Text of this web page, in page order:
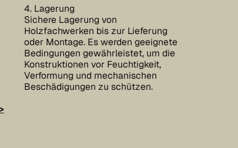
4. Lagerung
Sichere Lagerung von
Holzfachwerken bis zur Lieferung
oder Montage. Es werden geeignete
Bedingungen gewährleistet, um die
Konstruktionen vor Feuchtigkeit,
Verformung und mechanischen
Beschädigungen zu schützen.